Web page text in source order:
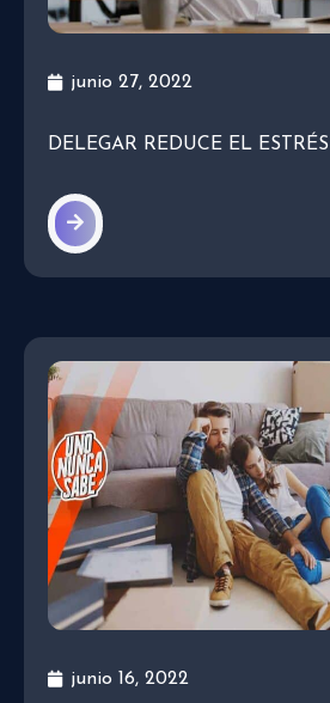
junio 27, 2022
DELEGAR REDUCE EL ESTRÉS
junio 16, 2022